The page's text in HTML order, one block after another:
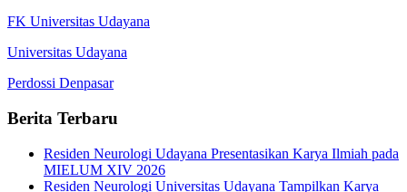
FK Universitas Udayana
Universitas Udayana
Perdossi Denpasar
Berita Terbaru
Residen Neurologi Udayana Presentasikan Karya Ilmiah pada
MIELUM XIV 2026
Residen Neurologi Universitas Udayana Tampilkan Karya